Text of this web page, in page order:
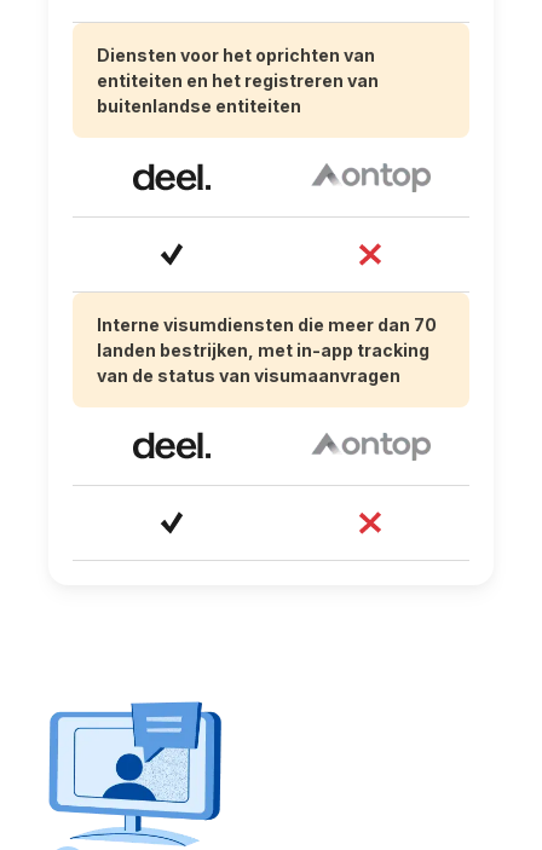
Diensten voor het oprichten van
entiteiten en het registreren van
buitenlandse entiteiten
Interne visumdiensten die meer dan 70
landen bestrijken, met in-app tracking
van de status van visumaanvragen